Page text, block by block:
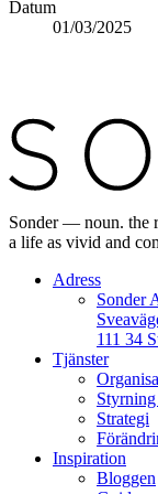
Datum
01/03/2025
Sonder — noun. the
a life as vivid and
Adress
Sonder
111 34
Tjänster
Strategi
Inspiration
Bloggen